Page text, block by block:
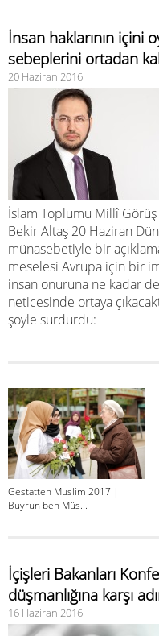
İnsan haklarının içini
sebeplerini ortadan
20 Haziran 2016
İslam Toplumu Millî
Bekir Altaş 20 Haziran
münasebetiyle bir
meselesi Avrupa için bir
insan onuruna ne kadar
neticesinde ortaya
şöyle sürdürdü:
Gestatten Muslim 2017 |
Buyrun ben Müs...
İçişleri Bakanları
düşmanlığına karşı
16 Haziran 2016